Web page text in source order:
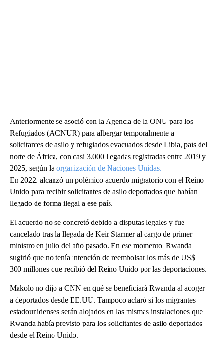
Anteriormente se asoció con la Agencia de la ONU para los
Refugiados (ACNUR) para albergar temporalmente a
solicitantes de asilo y refugiados evacuados desde Libia, país del
norte de África, con casi 3.000 llegadas registradas entre 2019 y
2025, según la organización de Naciones Unidas.
En 2022, alcanzó un polémico acuerdo migratorio con el Reino
Unido para recibir solicitantes de asilo deportados que habían
llegado de forma ilegal a ese país.
El acuerdo no se concretó debido a disputas legales y fue
cancelado tras la llegada de Keir Starmer al cargo de primer
ministro en julio del año pasado. En ese momento, Rwanda
sugirió que no tenía intención de reembolsar los más de US$
300 millones que recibió del Reino Unido por las deportaciones.
Makolo no dijo a CNN en qué se beneficiará Rwanda al acoger
a deportados desde EE.UU. Tampoco aclaró si los migrantes
estadounidenses serán alojados en las mismas instalaciones que
Rwanda había previsto para los solicitantes de asilo deportados
desde el Reino Unido.